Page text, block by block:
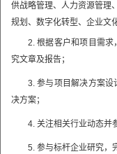
供战略管理、人力资源管理
规划、数字化转型、企业文
2. 根据客户和项目需
究文章及报告；
3. 参与项目解决方案
决方案；
4. 关注相关行业动态并
5. 参与标杆企业研究，